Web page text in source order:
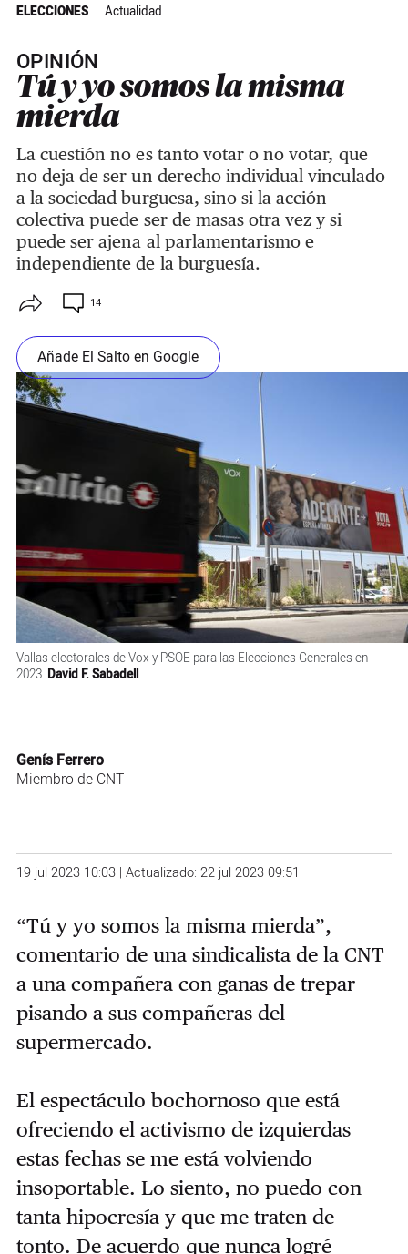
ELECCIONES Actualidad
OPINIÓN
Tú y yo somos la misma
mierda
La cuestión no es tanto votar o no votar, que
no deja de ser un derecho individual vinculado
a la sociedad burguesa, sino si la acción
colectiva puede ser de masas otra vez y si
puede ser ajena al parlamentarismo e
independiente de la burguesía.
14
Añade El Salto en Google
Vallas electorales de Vox y PSOE para las Elecciones Generales en
2023. David F. Sabadell
Genís Ferrero
Miembro de CNT
19 jul 2023 10:03 | Actualizado: 22 jul 2023 09:51
“Tú y yo somos la misma mierda”,
comentario de una sindicalista de la CNT
a una compañera con ganas de trepar
pisando a sus compañeras del
supermercado.
El espectáculo bochornoso que está
ofreciendo el activismo de izquierdas
estas fechas se me está volviendo
insoportable. Lo siento, no puedo con
tanta hipocresía y que me traten de
tonto. De acuerdo que nunca logré